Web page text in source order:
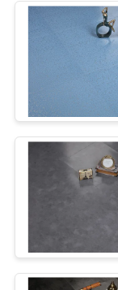
NOTICIAS
CASOS
DE
TRABAJO
SOLICITAR
UNA CITA